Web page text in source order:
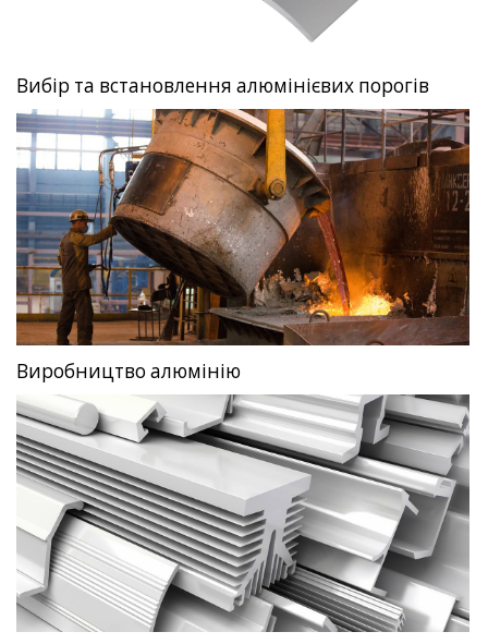
Вибір та встановлення алюмінієвих порогів
Виробництво алюмінію